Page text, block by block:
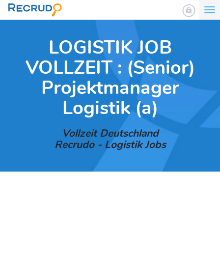
LOGISTIK JOB
VOLLZEIT : (Senior)
Projektmanager
Logistik (a)
Vollzeit Deutschland
Recrudo - Logistik Jobs